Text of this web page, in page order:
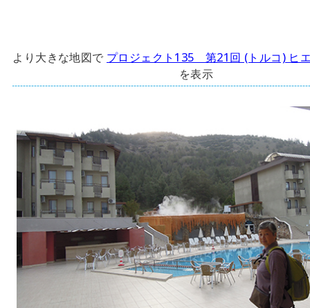
より大きな地図で プロジェクト135 第21回 (トルコ) ヒ
を表示